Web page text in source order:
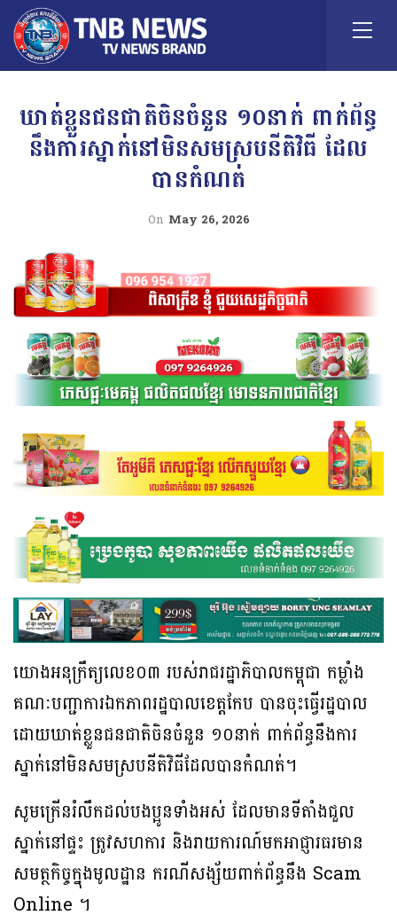
ឃាត់ខ្លួនជនជាតិចិនចំនួន ១០នាក់ ពាក់ព័ន្ធ
នឹងការស្នាក់នៅមិនសមស្របនីតិវិធី ដែល
បានកំណត់
On May 26, 2026
យោងអនុក្រឹត្យលេខ០៣ របស់រាជរដ្ឋាភិបាលកម្ពុជា កម្លាំង
គណៈបញ្ជាការឯកភាពរដ្ឋបាលខេត្តកែប បានចុះធ្វេីរដ្ឋបាល
ដោយឃាត់ខ្លួនជនជាតិចិនចំនួន ១០នាក់ ពាក់ព័ន្ធនឹងការ
ស្នាក់នៅមិនសមស្របនីតិវិធីដែលបានកំណត់។
សូមក្រើនរំលឹកដល់បងប្អូនទាំងអស់ ដែលមានទីតាំងជួល
ស្នាក់នៅផ្ទះ ត្រូវសហការ និងរាយការណ៍មកអាជ្ញារធរមាន
សមត្ថកិច្ចក្នុងមូលដ្ឋាន ករណីសង្ស័យពាក់ព័ន្ធនឹង Scam
Online ។